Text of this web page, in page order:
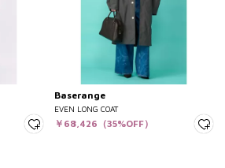
Baserange
EVEN LONG COAT
￥68,426（35%OFF）